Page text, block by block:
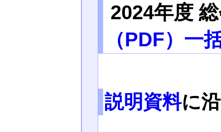
2024年度
（PDF）一
説明資料に